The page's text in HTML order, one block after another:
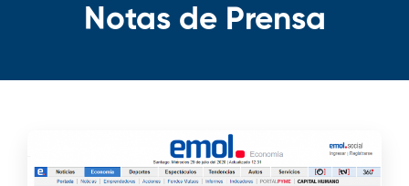
Notas de Prensa